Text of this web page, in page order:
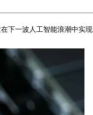
下一波人工智能浪潮中实现